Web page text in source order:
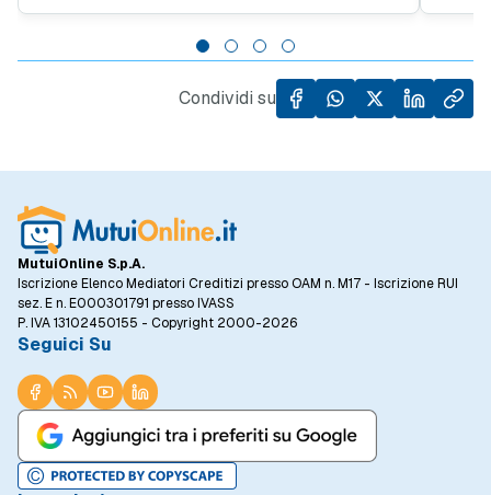
soluzioni tradizionali, finanziare un immobile
ad alta efficienza energetica diventa
un'opportunità di risparmio per le famiglie.
Condividi su
MutuiOnline S.p.A.
Iscrizione Elenco Mediatori Creditizi presso OAM n. M17 - Iscrizione RUI
sez. E n. E000301791 presso IVASS
P. IVA 13102450155 - Copyright 2000-2026
Seguici Su